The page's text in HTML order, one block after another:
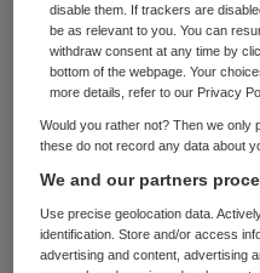
Gebrek aan
Orbis verkeert in
wat voor
personeelsleden
vakbonden en het
al eens over een
de afvloeiing van
disable them. If trackers are
be as relevant to you. You can
withdraw consent at any time by
bottom of the webpage. Your
more details, refer to our Privacy
Would you rather not? Then we only
these do not record any data about
We and our partners
Use precise geolocation data.
identification. Store and/or access
advertising and content, advertising